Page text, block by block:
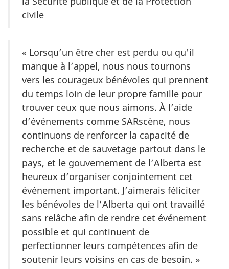
civile
« Lorsqu’un être cher est perdu ou qu'il
manque à l’appel, nous nous tournons
vers les courageux bénévoles qui prennent
du temps loin de leur propre famille pour
trouver ceux que nous aimons. À l’aide
d’événements comme SARscène, nous
continuons de renforcer la capacité de
recherche et de sauvetage partout dans le
pays, et le gouvernement de l’Alberta est
heureux d’organiser conjointement cet
événement important. J’aimerais féliciter
les bénévoles de l’Alberta qui ont travaillé
sans relâche afin de rendre cet événement
possible et qui continuent de
perfectionner leurs compétences afin de
soutenir leurs voisins en cas de besoin. »